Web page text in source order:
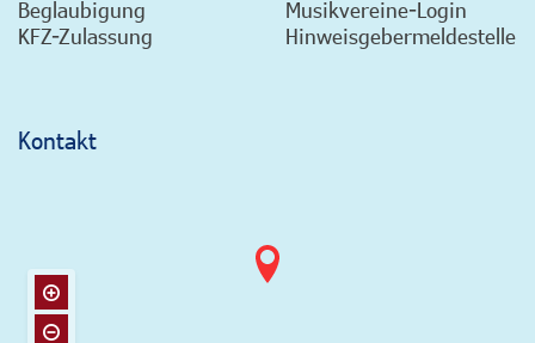
Beglaubigung
KFZ-Zulassung
Musikvereine-Login
Hinweisgebermeldestelle
Kontakt